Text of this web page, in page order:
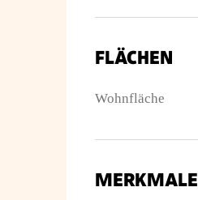
FLÄCHEN
Wohnfläche
MERKMALE